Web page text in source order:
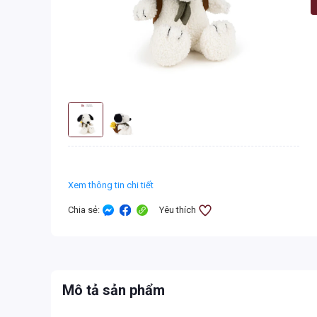
Xem thông tin chi tiết
Chia sẻ: Yêu thích
Mô tả sản phẩm